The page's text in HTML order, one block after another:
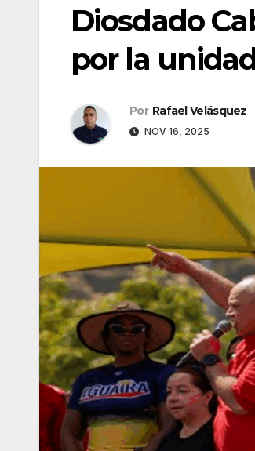
Diosdado
por la
Por Rafael Velásquez
NOV 16, 2025